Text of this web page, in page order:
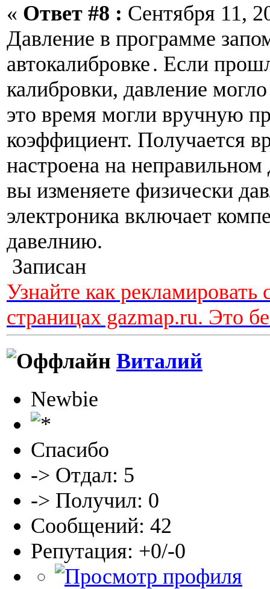
« Ответ #8 : Сентября 11,
Давление в программе
автокалибровке. Если
калибровки, давление
это время могли вручную
коэффициент. Получается
настроена на
вы изменяете физически
электроника включает
давелнию.
Записан
Узнайте как
страницах gazmap.ru. Это
Виталий
Newbie
Спасибо
-> Отдал: 5
-> Получил: 0
Сообщений: 42
Репутация: +0/-0